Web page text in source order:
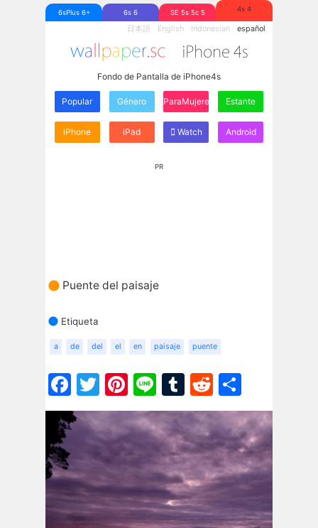
6sPlus 6+ 6s 6 SE 5s 5c 5 4s 4
日本語 English Indonesian español
Fondo de Pantalla de iPhone4s
Popular Género ParaMujeres Estante
iPhone iPad Watch Android
PR
Puente del paisaje
Etiqueta
a de del el en paisaje puente
Facebook
Twitter
Pinterest
LineTumblr
Reddit